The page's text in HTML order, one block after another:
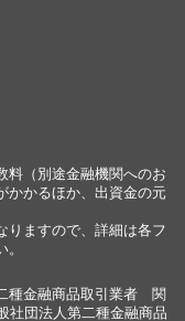
料（別途金融機関へのお
かかるほか、出資金の元
りますので、詳細は各フ
種金融商品取引業者 関
社団法人第二種金融商品